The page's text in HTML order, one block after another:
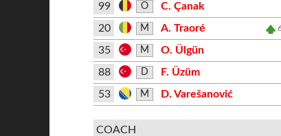
99 O C. Çanak
20 M A. Traoré
35 M
O. Ülgün
88
D
F. Üzüm
53
M D. Varešanović
COACH